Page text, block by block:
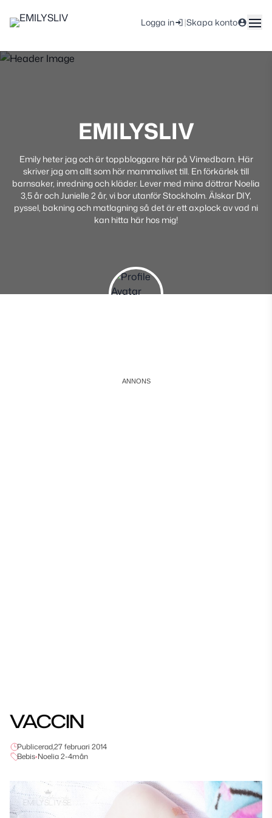
Logga in |Skapa konto
EMILYSLIV
Emily heter jag och är toppbloggare här på Vimedbarn. Här
skriver jag om allt som hör mammalivet till. En förkärlek till
barnsaker, inredning och kläder. Lever med mina döttrar Noelia
3,5 år och Junielle 2 år, vi bor utanför Stockholm. Älskar DIY,
pyssel, bakning och matlagning så det är ett axplock av vad ni
kan hitta här hos mig!
VACCIN
Publicerad,27 februari 2014
Bebis•Noelia 2-4mån